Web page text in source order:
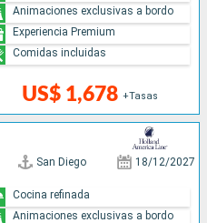
US$ 1,678 +Tasas
Animaciones exclusivas a bordo
Experiencia Premium
Comidas incluidas
San Diego 18/12/2027
Cocina refinada
Animaciones exclusivas a bordo